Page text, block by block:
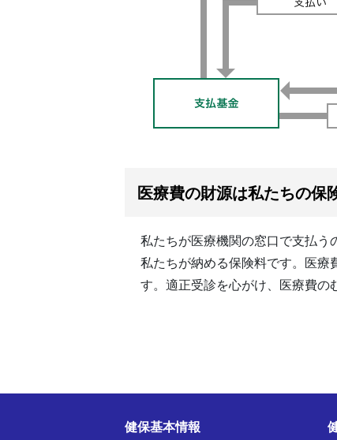
医療費の財源は私たちの保
私たちが医療機関の窓口で支払う
私たちが納める保険料です。医療
す。適正受診を心がけ、医療費の
健保基本情報